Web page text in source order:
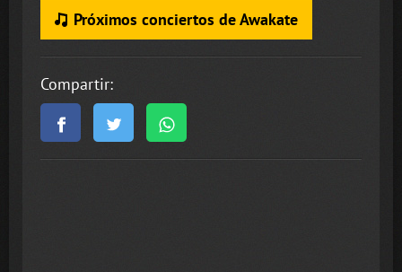
Próximos conciertos de Awakate
Compartir: